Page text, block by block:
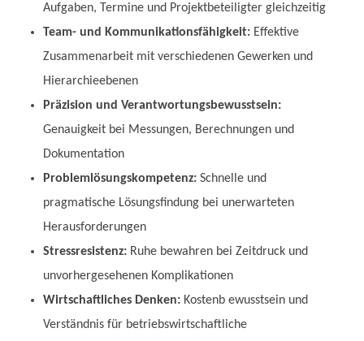
Aufgaben, Termine und Projektbeteiligter gleichzeitig
Team- und Kommunikationsfähigkeit:Effektive
Zusammenarbeit mit verschiedenen Gewerken und
Hierarchieebenen
Präzision und Verantwortungsbewusstsein:
Genauigkeit bei Messungen, Berechnungen und
Dokumentation
Problemlösungskompetenz:Schnelle und
pragmatische Lösungsfindung bei unerwarteten
Herausforderungen
Stressresistenz:Ruhe bewahren bei Zeitdruck und
unvorhergesehenen Komplikationen
Wirtschaftliches Denken:Kostenb ewusstsein und
Verständnis für betriebswirtschaftliche